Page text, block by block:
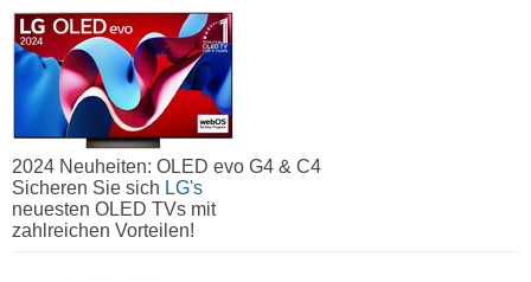
2024 Neuheiten: OLED evo G4 & C4
Sicheren Sie sich LG's
neuesten OLED TVs mit
zahlreichen Vorteilen!